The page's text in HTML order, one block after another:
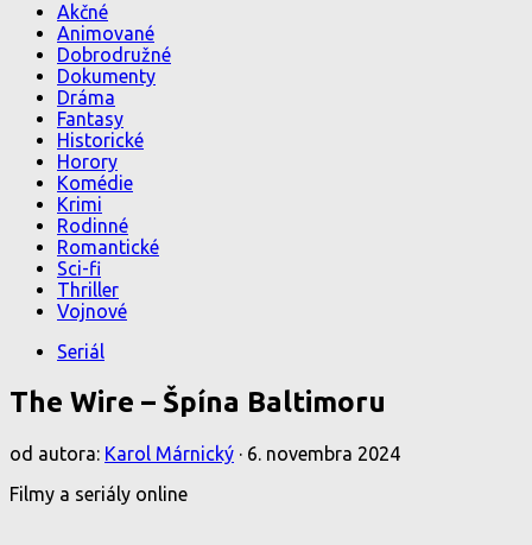
Akčné
Animované
Dobrodružné
Dokumenty
Dráma
Fantasy
Historické
Horory
Komédie
Krimi
Rodinné
Romantické
Sci-fi
Thriller
Vojnové
Seriál
The Wire – Špína Baltimoru
od autora: Karol Márnický · 6. novembra 2024
Filmy a seriály online